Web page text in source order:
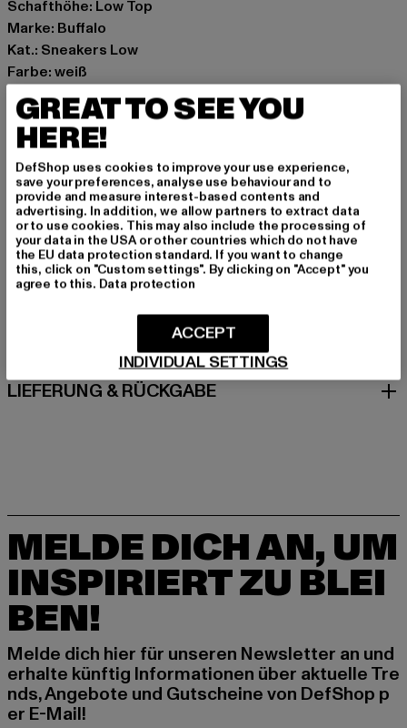
Schafthöhe: Low Top
Marke: Buffalo
Kat.: Sneakers Low
Farbe: weiß
Hersteller Farbe: white/purple
Obermaterial: sonstiges Material
Innenfutter: Textil
Art.Nr: 1636341-07910
Hersteller: Buffalo Boots GmbH |service-de@buffalo-
boots.com
Schanzenstraße 41 | 51063 Köln | DE
GRÖSSE & PASSFORM
PFLEGEHINWEISE
LIEFERUNG & RÜCKGABE
MELDE DICH AN, UM
INSPIRIERT ZU BLEI
BEN!
Melde dich hier für unseren Newsletter an und
erhalte künftig Informationen über aktuelle Tre
nds, Angebote und Gutscheine von DefShop p
er E-Mail!
GREAT TO SEE YOU
HERE!
DefShop uses cookies to improve your use experience,
save your preferences, analyse use behaviour and to
provide and measure interest-based contents and
advertising. In addition, we allow partners to extract data
or to use cookies. This may also include the processing of
your data in the USA or other countries which do not have
the EU data protection standard. If you want to change
this, click on "Custom settings". By clicking on "Accept" you
agree to this. Data protection
INDIVIDUAL SETTINGS
ACCEPT